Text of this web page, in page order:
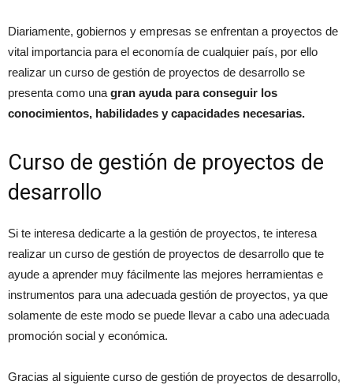
Diariamente, gobiernos y empresas se enfrentan a proyectos de
vital importancia para el economía de cualquier país, por ello
realizar un curso de gestión de proyectos de desarrollo se
presenta como una gran ayuda para conseguir los
conocimientos, habilidades y capacidades necesarias.
Curso de gestión de proyectos de
desarrollo
Si te interesa dedicarte a la gestión de proyectos, te interesa
realizar un curso de gestión de proyectos de desarrollo que te
ayude a aprender muy fácilmente las mejores herramientas e
instrumentos para una adecuada gestión de proyectos, ya que
solamente de este modo se puede llevar a cabo una adecuada
promoción social y económica.
Gracias al siguiente curso de gestión de proyectos de desarrollo,